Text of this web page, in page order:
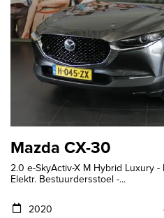
Mazda CX-30
2.0 e-SkyActiv-X M Hybrid Luxury
Elektr. Bestuurdersstoel -...
2020